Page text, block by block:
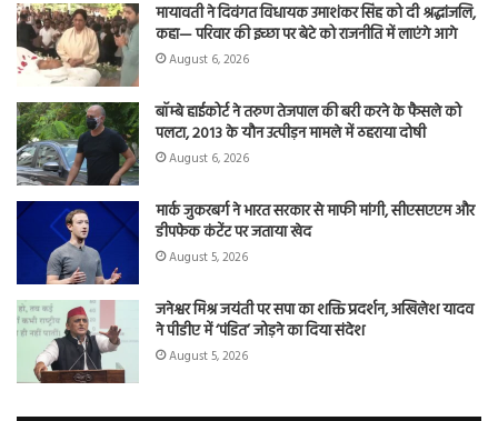
मायावती ने दिवंगत विधायक उमाशंकर सिंह को दी श्रद्धांजलि,
कहा— परिवार की इच्छा पर बेटे को राजनीति में लाएंगे आगे
August 6, 2026
बॉम्बे हाईकोर्ट ने तरुण तेजपाल की बरी करने के फैसले को
पलटा, 2013 के यौन उत्पीड़न मामले में ठहराया दोषी
August 6, 2026
मार्क जुकरबर्ग ने भारत सरकार से माफी मांगी, सीएसएएम और
डीपफेक कंटेंट पर जताया खेद
August 5, 2026
जनेश्वर मिश्र जयंती पर सपा का शक्ति प्रदर्शन, अखिलेश यादव
ने पीडीए में ‘पंडित’ जोड़ने का दिया संदेश
August 5, 2026